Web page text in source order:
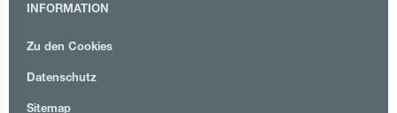
INFORMATION
Zu den Cookies
Datenschutz
Sitemap